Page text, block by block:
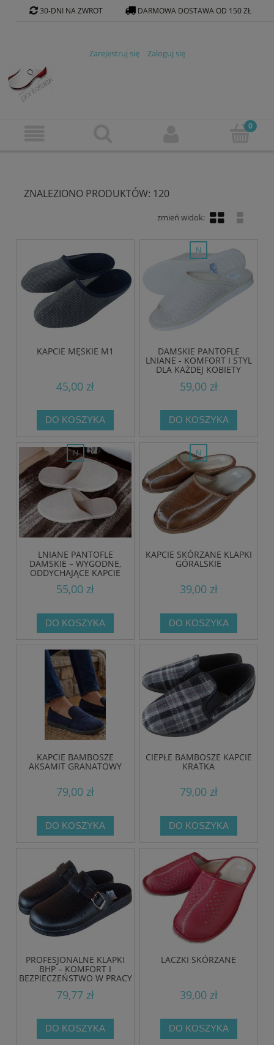
Zarejestruj się Zaloguj się
30-DNI NA ZWROT DARMOWA DOSTAWA OD 150 ZŁ
ZNALEZIONO PRODUKTÓW: 120
KAPCIE MĘSKIE M1
45,00 zł
DO KOSZYKA
DAMSKIE PANTOFLE
LNIANE - KOMFORT I STYL
DLA KAŻDEJ KOBIETY
59,00 zł
DO KOSZYKA
nowość
LNIANE PANTOFLE
DAMSKIE – WYGODNE,
ODDYCHAJĄCE KAPCIE
DOMOWE W NATURALNYM
STYLU
55,00 zł
DO KOSZYKA
nowość
KAPCIE SKÓRZANE KLAPKI
GÓRALSKIE
39,00 zł
DO KOSZYKA
nowość
KAPCIE BAMBOSZE
AKSAMIT GRANATOWY
79,00 zł
DO KOSZYKA
CIEPŁE BAMBOSZE KAPCIE
KRATKA
79,00 zł
DO KOSZYKA
PROFESJONALNE KLAPKI
BHP – KOMFORT I
BEZPIECZEŃSTWO W PRACY
79,77 zł
DO KOSZYKA
LACZKI SKÓRZANE
39,00 zł
DO KOSZYKA